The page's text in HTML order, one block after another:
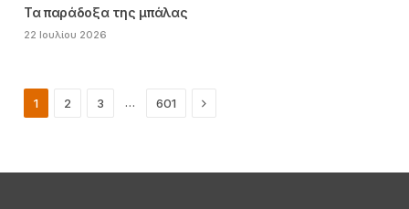
Τα παράδοξα της μπάλας
22 Ιουλίου 2026
1 2 3 … 601 Next